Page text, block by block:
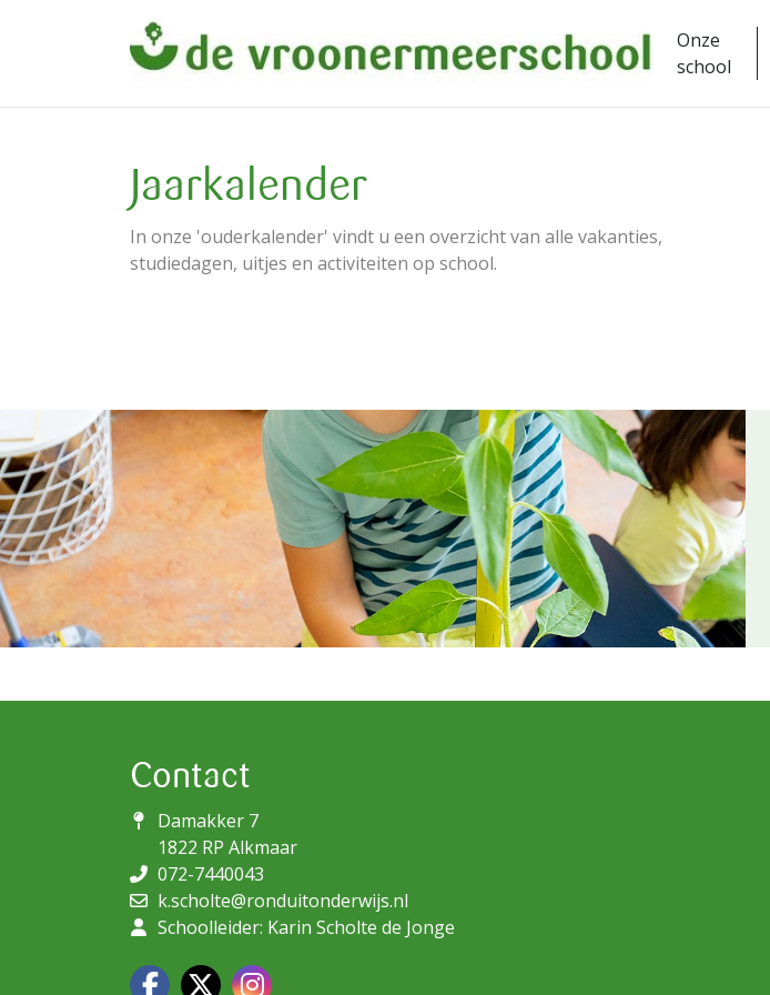
Onze
school
Jaarkalender
In onze 'ouderkalender' vindt u een overzicht van alle vakanties,
studiedagen, uitjes en activiteiten op school.
Contact
Damakker 7
1822 RP Alkmaar
072-7440043
k.scholte@ronduitonderwijs.nl
Schoolleider: Karin Scholte de Jonge